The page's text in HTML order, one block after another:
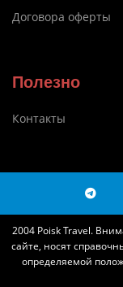
Договора оферты
Полезно
Контакты
2004 Poisk Travel.
сайте, носят
определяемой